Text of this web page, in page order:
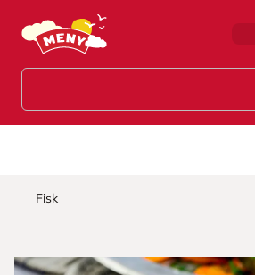
Hopp til hovedinnhold
Fisk